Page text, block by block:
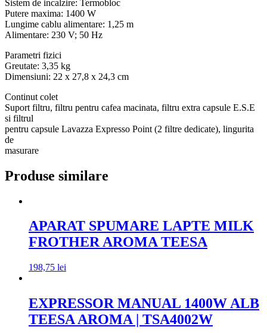
Sistem de incalzire: Termobloc
Putere maxima: 1400 W
Lungime cablu alimentare: 1,25 m
Alimentare: 230 V; 50 Hz
Parametri fizici
Greutate: 3,35 kg
Dimensiuni: 22 x 27,8 x 24,3 cm
Continut colet
Suport filtru, filtru pentru cafea macinata, filtru extra capsule E.S.E
si filtrul
pentru capsule Lavazza Expresso Point (2 filtre dedicate), lingurita
de
masurare
Produse similare
APARAT SPUMARE LAPTE MILK
FROTHER AROMA TEESA
198,75 lei
EXPRESSOR MANUAL 1400W ALB
TEESA AROMA | TSA4002W